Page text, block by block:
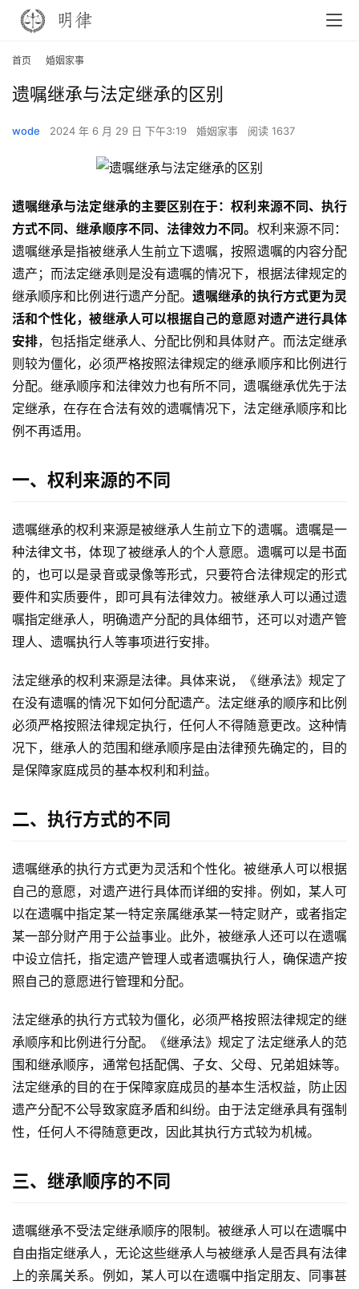
首页 婚姻家事
遗嘱继承与法定继承的区别
wode 2024 年 6 月 29 日 下午3:19 婚姻家事 阅读 1637
遗嘱继承与法定继承的主要区别在于：权利来源不同、执行
方式不同、继承顺序不同、法律效力不同。 权利来源不同：
遗嘱继承是指被继承人生前立下遗嘱，按照遗嘱的内容分配
遗产；而法定继承则是没有遗嘱的情况下，根据法律规定的
继承顺序和比例进行遗产分配。遗嘱继承的执行方式更为灵
活和个性化，被继承人可以根据自己的意愿对遗产进行具体
安排，包括指定继承人、分配比例和具体财产。而法定继承
则较为僵化，必须严格按照法律规定的继承顺序和比例进行
分配。继承顺序和法律效力也有所不同，遗嘱继承优先于法
定继承，在存在合法有效的遗嘱情况下，法定继承顺序和比
例不再适用。
一、权利来源的不同
遗嘱继承的权利来源是被继承人生前立下的遗嘱。遗嘱是一
种法律文书，体现了被继承人的个人意愿。遗嘱可以是书面
的，也可以是录音或录像等形式，只要符合法律规定的形式
要件和实质要件，即可具有法律效力。被继承人可以通过遗
嘱指定继承人，明确遗产分配的具体细节，还可以对遗产管
理人、遗嘱执行人等事项进行安排。
法定继承的权利来源是法律。具体来说，《继承法》规定了
在没有遗嘱的情况下如何分配遗产。法定继承的顺序和比例
必须严格按照法律规定执行，任何人不得随意更改。这种情
况下，继承人的范围和继承顺序是由法律预先确定的，目的
是保障家庭成员的基本权利和利益。
二、执行方式的不同
遗嘱继承的执行方式更为灵活和个性化。被继承人可以根据
自己的意愿，对遗产进行具体而详细的安排。例如，某人可
以在遗嘱中指定某一特定亲属继承某一特定财产，或者指定
某一部分财产用于公益事业。此外，被继承人还可以在遗嘱
中设立信托，指定遗产管理人或者遗嘱执行人，确保遗产按
照自己的意愿进行管理和分配。
法定继承的执行方式较为僵化，必须严格按照法律规定的继
承顺序和比例进行分配。《继承法》规定了法定继承人的范
围和继承顺序，通常包括配偶、子女、父母、兄弟姐妹等。
法定继承的目的在于保障家庭成员的基本生活权益，防止因
遗产分配不公导致家庭矛盾和纠纷。由于法定继承具有强制
性，任何人不得随意更改，因此其执行方式较为机械。
三、继承顺序的不同
遗嘱继承不受法定继承顺序的限制。被继承人可以在遗嘱中
自由指定继承人，无论这些继承人与被继承人是否具有法律
上的亲属关系。例如，某人可以在遗嘱中指定朋友、同事甚